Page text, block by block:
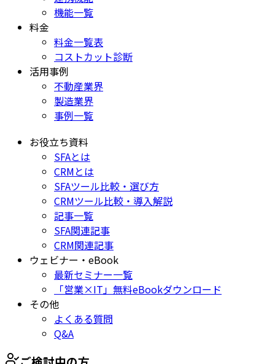
機能一覧
料金
料金一覧表
コストカット診断
活用事例
不動産業界
製造業界
事例一覧
お役立ち資料
SFAとは
CRMとは
SFAツール比較・選び方
CRMツール比較・導入解説
記事一覧
SFA関連記事
CRM関連記事
ウェビナー・eBook
最新セミナー一覧
「営業×IT」無料eBookダウンロード
その他
よくある質問
Q&A